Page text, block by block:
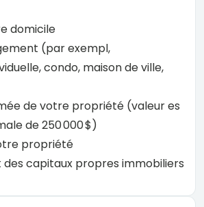
domicile
(parexempl,
,condo, maison deville,
devotre propriété (valeures
de 250 000 $)
propriété
des capitaux propres immobiliers